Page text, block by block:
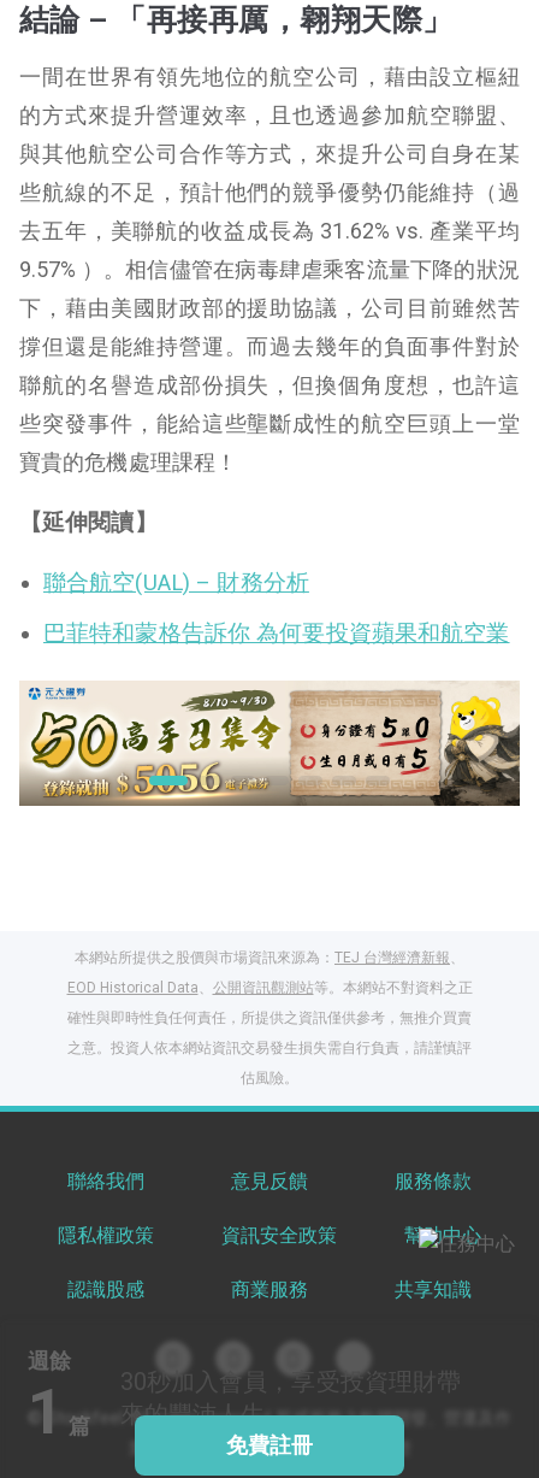
結論 – 「再接再厲，翱翔天際」
一間在世界有領先地位的航空公司，藉由設立樞紐
的方式來提升營運效率，且也透過參加航空聯盟、
與其他航空公司合作等方式，來提升公司自身在某
些航線的不足，預計他們的競爭優勢仍能維持（過
去五年，美聯航的收益成長為 31.62% vs. 產業平均
9.57% ）。相信儘管在病毒肆虐乘客流量下降的狀況
下，藉由美國財政部的援助協議，公司目前雖然苦
撐但還是能維持營運。而過去幾年的負面事件對於
聯航的名譽造成部份損失，但換個角度想，也許這
些突發事件，能給這些壟斷成性的航空巨頭上一堂
寶貴的危機處理課程！
【延伸閱讀】
聯合航空(UAL) – 財務分析
巴菲特和蒙格告訴你 為何要投資蘋果和航空業
週餘
1 篇
30秒加入會員，享受投資理財帶
來的豐沛人生
免費註冊
本網站所提供之股價與市場資訊來源為： TEJ 台灣經濟新報
EOD Historical Data
公開資訊觀測站等。本網站不對資料之正
確性與即時性負任何責任，所提供之資訊僅供參考，無推介買賣
之意。投資人依本網站資訊交易發生損失需自行負責，請謹慎評
估風險。
聯絡我們 意見反饋 服務條款
隱私權政策 資訊安全政策 幫助中心
認識股感 商業服務 共享知識
© Stockfeel. All rights reserved 股感服務之軟體開發、營運及作
業環境通過 ISO/IEC 27001:2022 驗證
出國就缺這咖？股